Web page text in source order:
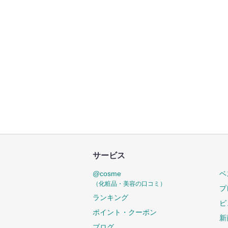
サービス
@cosme
（化粧品・美容の口コミ）
ランキング
ポイント・クーポン
ベ